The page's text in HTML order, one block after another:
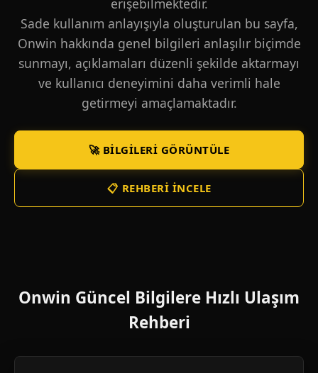
erişebilmektedir.
Sade kullanım anlayışıyla oluşturulan bu sayfa,
Onwin hakkında genel bilgileri anlaşılır biçimde
sunmayı, açıklamaları düzenli şekilde aktarmayı
ve kullanıcı deneyimini daha verimli hale
getirmeyi amaçlamaktadır.
🚀 BILGILERI GÖRÜNTÜLE
📋 REHBERI İNCELE
Onwin Güncel Bilgilere Hızlı Ulaşım
Rehberi